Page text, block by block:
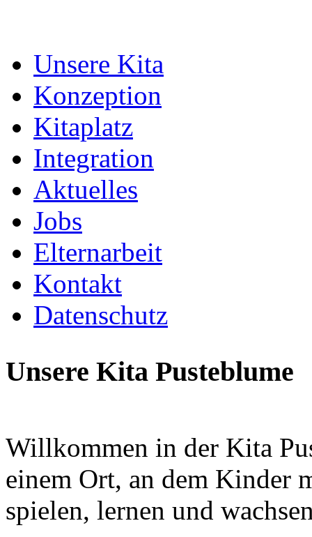
Unsere Kita
Konzeption
Kitaplatz
Integration
Aktuelles
Jobs
Elternarbeit
Kontakt
Datenschutz
Unsere Kita Pusteblume
Willkommen in der Kita
einem Ort, an dem Kinder
spielen, lernen und